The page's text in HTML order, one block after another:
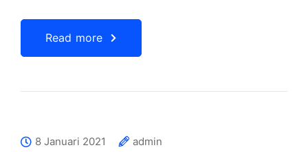
Read more
8 Januari 2021
admin